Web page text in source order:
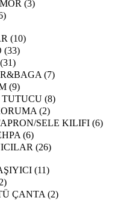
(3)
(10)
(33)
(31)
(7)
(9)
TUTUCU (8)
(2)
SELE KILIFI (6)
(6)
(26)
(11)
ÇANTA (2)